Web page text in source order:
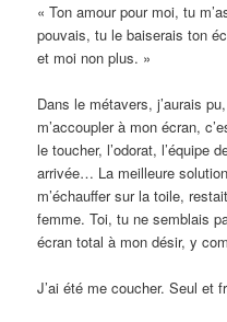
« Ton amour pour moi, tu
pouvais, tu le baiserais ton
et moi non plus. »
Dans le métavers, j’aurais
m’accoupler à mon écran,
le toucher, l’odorat, l’équipe
arrivée… La meilleure
m’échauffer sur la toile,
femme. Toi, tu ne semblais
écran total à mon désir, y
J’ai été me coucher. Seul et